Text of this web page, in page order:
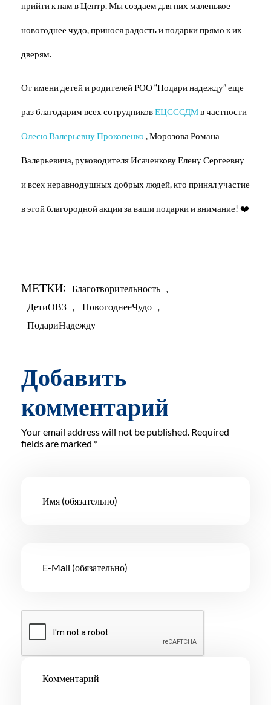
прийти к нам в Центр. Мы создаем для них маленькое
новогоднее чудо, принося радость и подарки прямо к их
дверям.
От имени детей и родителей РОО “Подари надежду” еще
раз благодарим всех сотрудниковЕЦСССДМв частности
Олесю Валерьевну Прокопенко , Морозова Романа
Валерьевича, руководителя Исаченкову Елену Сергеевну
и всех неравнодушных добрых людей, кто принял участие
в этой благородной акции за ваши подарки и внимание! ❤️
МЕТКИ: Благотворительность ,
ДетиОВЗ , НовогоднееЧудо ,
ПодариНадежду
Добавить
комментарий
Your email address will not be published. Required
fields are marked *